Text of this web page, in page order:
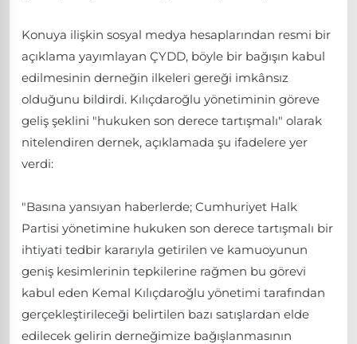
Konuya ilişkin sosyal medya hesaplarından resmi bir
açıklama yayımlayan ÇYDD, böyle bir bağışın kabul
edilmesinin derneğin ilkeleri gereği imkânsız
olduğunu bildirdi. Kılıçdaroğlu yönetiminin göreve
geliş şeklini "hukuken son derece tartışmalı" olarak
nitelendiren dernek, açıklamada şu ifadelere yer
verdi:
"Basına yansıyan haberlerde; Cumhuriyet Halk
Partisi yönetimine hukuken son derece tartışmalı bir
ihtiyati tedbir kararıyla getirilen ve kamuoyunun
geniş kesimlerinin tepkilerine rağmen bu görevi
kabul eden Kemal Kılıçdaroğlu yönetimi tarafından
gerçekleştirileceği belirtilen bazı satışlardan elde
edilecek gelirin derneğimize bağışlanmasının